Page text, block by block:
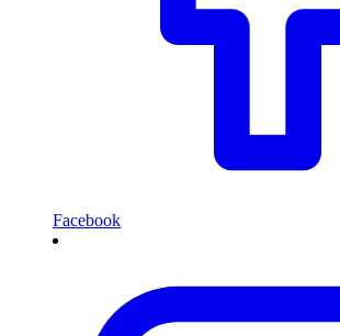
Facebook